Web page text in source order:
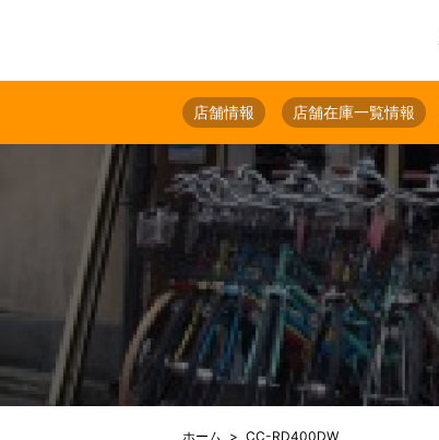
店舗情報 店舗在庫一覧情報
ホーム CC-RD400DW